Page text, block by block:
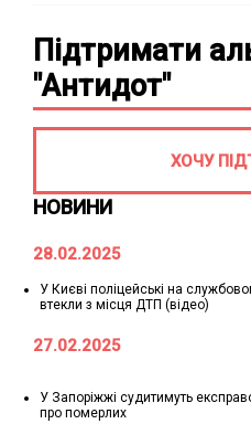
НОВИНИ
28.02.2025
У Києві поліцейські на
втекли з місця ДТП (відео)
27.02.2025
У Запоріжжі судитимуть
про померлих
Підтримати
"Антидот"
ХОЧУ